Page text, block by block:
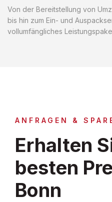
Von der Bereitstellung von
bis hin zum Ein- und
vollumfängliches
ANFRAGEN &
Erhalten
besten
Bonn